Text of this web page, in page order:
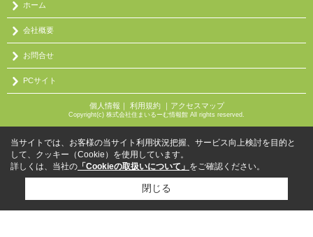
ホーム
会社概要
お問合せ
PCサイト
個人情報 ｜ 利用規約｜ アクセスマップ
Copyright(c) 株式会社住まいるーむ情報館 All rights reserved.
当サイトでは、お客様の当サイト利用状況把握、サービス向上検討を目的と
して、クッキー（Cookie）を使用しています。
詳しくは、当社の 「Cookieの取扱いについて」 をご確認ください。
閉じる